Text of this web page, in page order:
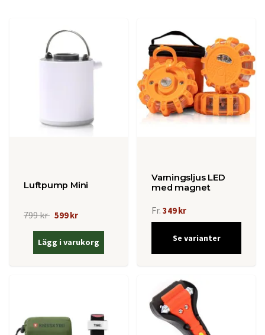
Luftpump Mini
799 kr 599 kr
Lägg i varukorg
Varningsljus LED
med magnet
Fr. 349 kr
Se varianter